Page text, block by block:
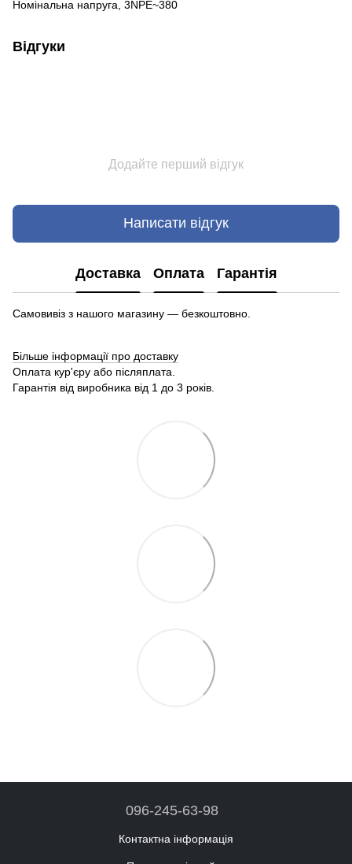
Номінальна напруга, 3NPE~380
Відгуки
Додайте перший відгук
Написати відгук
Доставка Оплата Гарантія
Самовивіз з нашого магазину — безкоштовно.
Більше інформації про доставку
Оплата кур'єру або післяплата.
Гарантія від виробника від 1 до 3 років.
096-245-63-98
Контактна інформація